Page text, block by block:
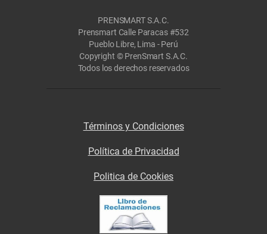
PRENSMART S.A.C.
Prensmart Calle Paracas #532
Pueblo Libre, Lima - Perú
Copyright © PrenSmart S.A.C.
Todos los derechos reservados
Términos y Condiciones
Política de Privacidad
Politica de Cookies